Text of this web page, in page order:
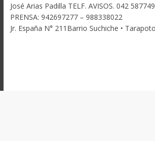
José Arias Padilla TELF. AVISOS. 042
PRENSA: 942697277 – 988338022
Jr. España N° 211Barrio Suchiche • Tarapoto